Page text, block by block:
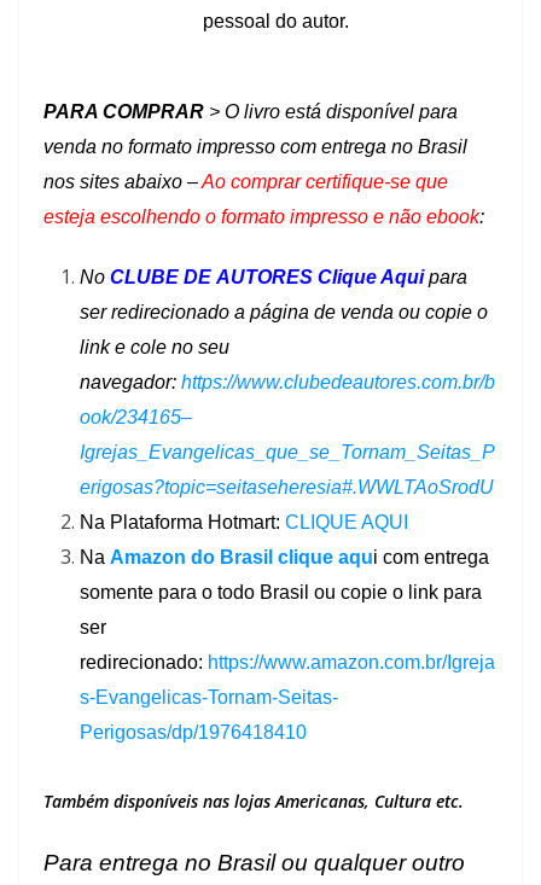
pessoal do autor.
PARA COMPRAR > O livro está disponível para
venda no formato impresso com entrega no Brasil
nos sites abaixo –Ao comprar certifique-se que
esteja escolhendo o formato impresso e não ebook:
No CLUBE DE AUTORES Clique Aquipara
ser redirecionado a página de venda ou copie o
link e cole no seu
navegador: https://www.clubedeautores.com.br/b
ook/234165–
Igrejas_Evangelicas_que_se_Tornam_Seitas_P
erigosas?topic=seitaseheresia#.WWLTAoSrodU
Na Plataforma Hotmart: CLIQUE AQUI
Na Amazon do Brasil clique aqui com entrega
somente para o todo Brasil ou copie o link para
ser
redirecionado: https://www.amazon.com.br/Igreja
s-Evangelicas-Tornam-Seitas-
Perigosas/dp/1976418410
Também disponíveis nas lojas Americanas, Cultura etc.
Para entrega no Brasil ou qualquer outro